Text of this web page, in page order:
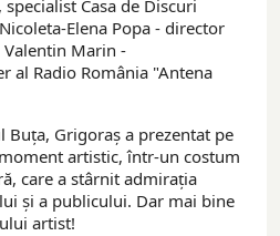
Casa de Discuri
Elena Popa - director
Valentin Marin -
al Radio România "Antena
Buța, Grigoraș a prezentat pe
artistic, într-un costum
care a stârnit admirația
și a publicului. Dar mai bine
artist!